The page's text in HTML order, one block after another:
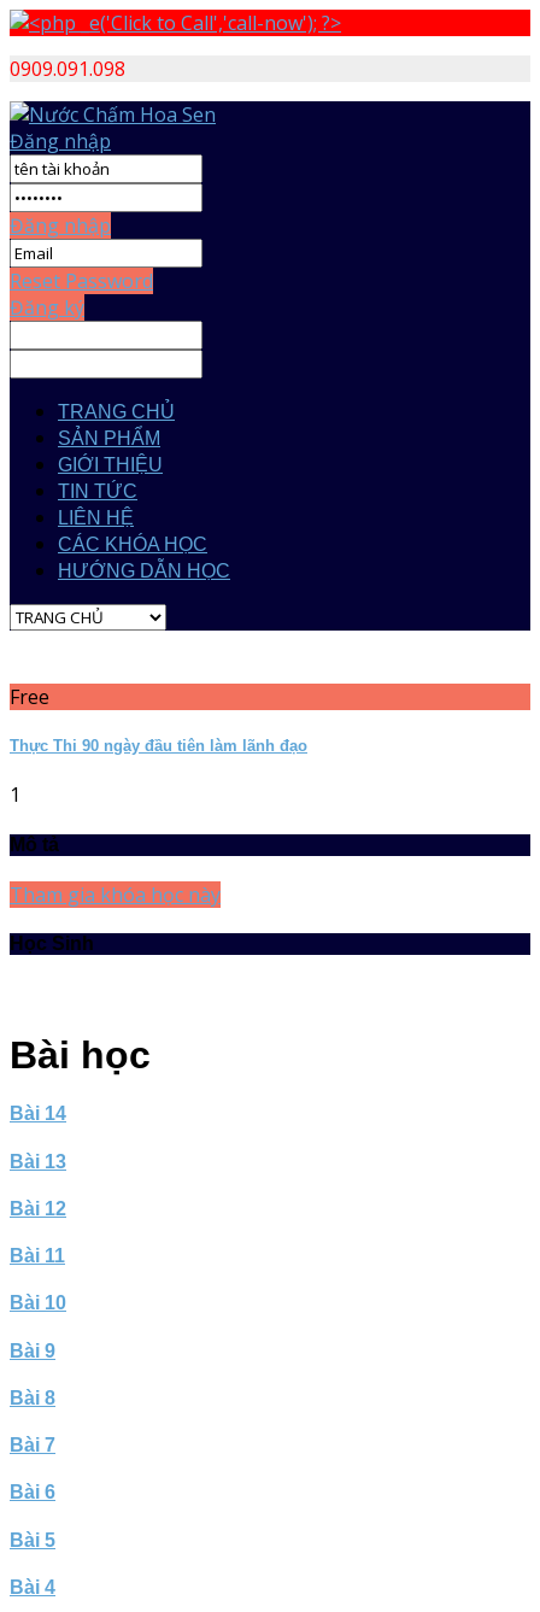
0909.091.098
Đăng nhập
Đăng nhập
Reset Password
Đăng ký
TRANG CHỦ
SẢN PHẨM
GIỚI THIỆU
TIN TỨC
LIÊN HỆ
CÁC KHÓA HỌC
HƯỚNG DẪN HỌC
Free
Thực Thi 90 ngày đầu tiên làm lãnh đạo
1
Mô tả
Tham gia khóa học này
Học Sinh
Bài học
Bài 14
Bài 13
Bài 12
Bài 11
Bài 10
Bài 9
Bài 8
Bài 7
Bài 6
Bài 5
Bài 4